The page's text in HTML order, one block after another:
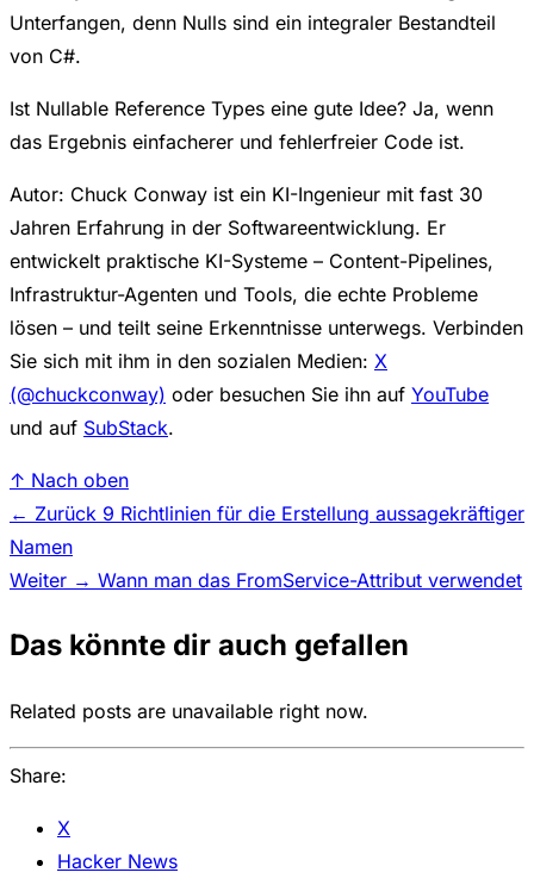
Unterfangen, denn Nulls sind ein integraler Bestandteil
von C#.
Ist Nullable Reference Types eine gute Idee? Ja, wenn
das Ergebnis einfacherer und fehlerfreier Code ist.
Autor: Chuck Conway ist ein KI-Ingenieur mit fast 30
Jahren Erfahrung in der Softwareentwicklung. Er
entwickelt praktische KI-Systeme – Content-Pipelines,
Infrastruktur-Agenten und Tools, die echte Probleme
lösen – und teilt seine Erkenntnisse unterwegs. Verbinden
Sie sich mit ihm in den sozialen Medien: X
(@chuckconway) oder besuchen Sie ihn auf YouTube
und auf SubStack.
↑ Nach oben
← Zurück 9 Richtlinien für die Erstellung aussagekräftiger
Namen
Weiter → Wann man das FromService-Attribut verwendet
Das könnte dir auch gefallen
Related posts are unavailable right now.
Share:
X
Hacker News